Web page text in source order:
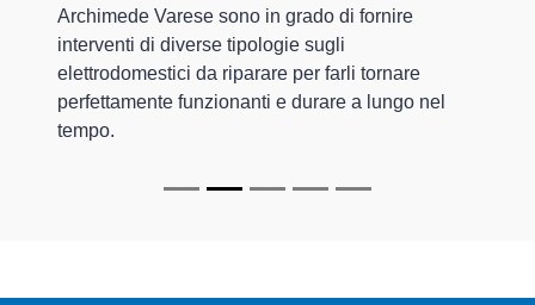
Archimede Varese sono in grado di fornire
interventi di diverse tipologie sugli
elettrodomestici da riparare per farli tornare
perfettamente funzionanti e durare a lungo nel
tempo.